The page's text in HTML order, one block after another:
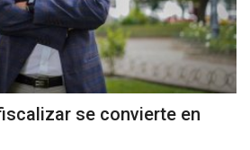
se convierte en